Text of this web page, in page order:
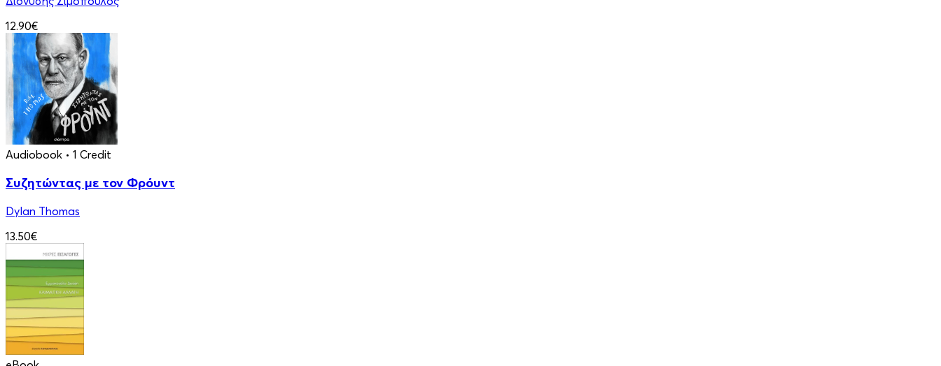
12.90€
Audiobook • 1 Credit
Συζητώντας με τον Φρόυντ
Dylan Thomas
13.50€